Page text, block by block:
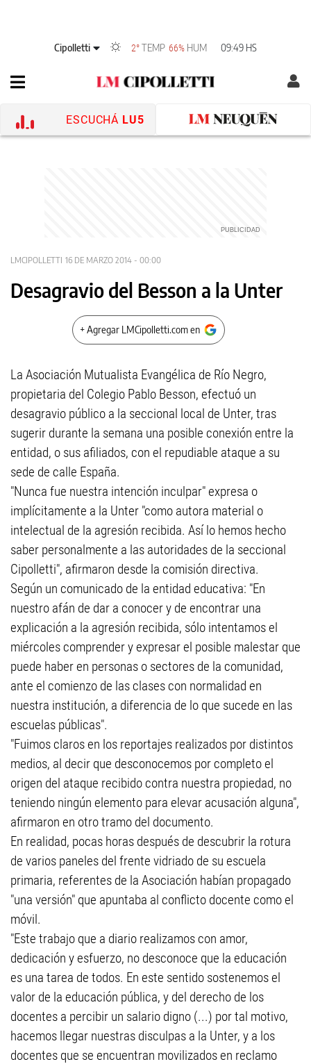
Cipolletti 2°TEMP 66% HUM 09:49 HS
ESCUCHÁ LU5
LMCIPOLLETTI 16 DE MARZO 2014 - 00:00
Desagravio del Besson a la Unter
+ Agregar LMCipolletti.com en
La Asociación Mutualista Evangélica de Río Negro,
propietaria del Colegio Pablo Besson, efectuó un
desagravio público a la seccional local de Unter, tras
sugerir durante la semana una posible conexión entre la
entidad, o sus afiliados, con el repudiable ataque a su
sede de calle España.
"Nunca fue nuestra intención inculpar" expresa o
implícitamente a la Unter "como autora material o
intelectual de la agresión recibida. Así lo hemos hecho
saber personalmente a las autoridades de la seccional
Cipolletti", afirmaron desde la comisión directiva.
Según un comunicado de la entidad educativa: "En
nuestro afán de dar a conocer y de encontrar una
explicación a la agresión recibida, sólo intentamos el
miércoles comprender y expresar el posible malestar que
puede haber en personas o sectores de la comunidad,
ante el comienzo de las clases con normalidad en
nuestra institución, a diferencia de lo que sucede en las
escuelas públicas".
"Fuimos claros en los reportajes realizados por distintos
medios, al decir que desconocemos por completo el
origen del ataque recibido contra nuestra propiedad, no
teniendo ningún elemento para elevar acusación alguna",
afirmaron en otro tramo del documento.
En realidad, pocas horas después de descubrir la rotura
de varios paneles del frente vidriado de su escuela
primaria, referentes de la Asociación habían propagado
"una versión" que apuntaba al conflicto docente como el
móvil.
"Este trabajo que a diario realizamos con amor,
dedicación y esfuerzo, no desconoce que la educación
es una tarea de todos. En este sentido sostenemos el
valor de la educación pública, y del derecho de los
docentes a percibir un salario digno (...) por tal motivo,
hacemos llegar nuestras disculpas a la Unter, y a los
docentes que se encuentran movilizados en reclamo